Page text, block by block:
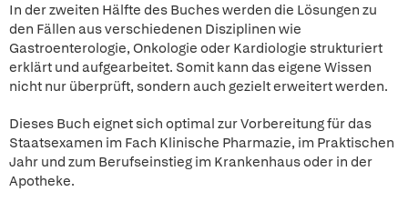
In der zweiten Hälfte des Buches werden die Lösungen zu
den Fällen aus verschiedenen Disziplinen wie
Gastroenterologie, Onkologie oder Kardiologie strukturiert
erklärt und aufgearbeitet. Somit kann das eigene Wissen
nicht nur überprüft, sondern auch gezielt erweitert werden.
Dieses Buch eignet sich optimal zur Vorbereitung für das
Staatsexamen im Fach Klinische Pharmazie, im Praktischen
Jahr und zum Berufseinstieg im Krankenhaus oder in der
Apotheke.